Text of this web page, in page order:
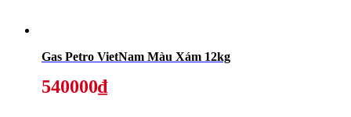
Gas Petro VietNam Màu Xám 12kg
540000₫